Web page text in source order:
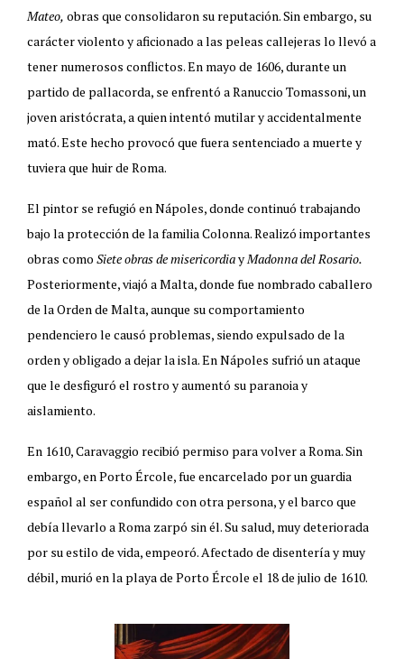
Mateo, obras que consolidaron su reputación. Sin embargo, su
carácter violento y aficionado a las peleas callejeras lo llevó a
tener numerosos conflictos. En mayo de 1606, durante un
partido de pallacorda, se enfrentó a Ranuccio Tomassoni, un
joven aristócrata, a quien intentó mutilar y accidentalmente
mató. Este hecho provocó que fuera sentenciado a muerte y
tuviera que huir de Roma.
El pintor se refugió en Nápoles, donde continuó trabajando
bajo la protección de la familia Colonna. Realizó importantes
obras como Siete obras de misericordiayMadonna del Rosario.
Posteriormente, viajó a Malta, donde fue nombrado caballero
de la Orden de Malta, aunque su comportamiento
pendenciero le causó problemas, siendo expulsado de la
orden y obligado a dejar la isla. En Nápoles sufrió un ataque
que le desfiguró el rostro y aumentó su paranoia y
aislamiento.
En 1610, Caravaggio recibió permiso para volver a Roma. Sin
embargo, en Porto Ércole, fue encarcelado por un guardia
español al ser confundido con otra persona, y el barco que
debía llevarlo a Roma zarpó sin él. Su salud, muy deteriorada
por su estilo de vida, empeoró. Afectado de disentería y muy
débil, murió en la playa de Porto Ércole el 18 de julio de 1610.